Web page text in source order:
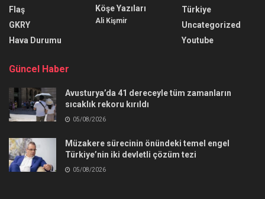
Flaş
GKRY
Hava Durumu
Köşe Yazıları
Ali Kişmir
Türkiye
Uncategorized
Youtube
Güncel Haber
Avusturya’da 41 dereceyle tüm zamanların
sıcaklık rekoru kırıldı
05/08/2026
Müzakere sürecinin önündeki temel engel
Türkiye’nin iki devletli çözüm tezi
05/08/2026